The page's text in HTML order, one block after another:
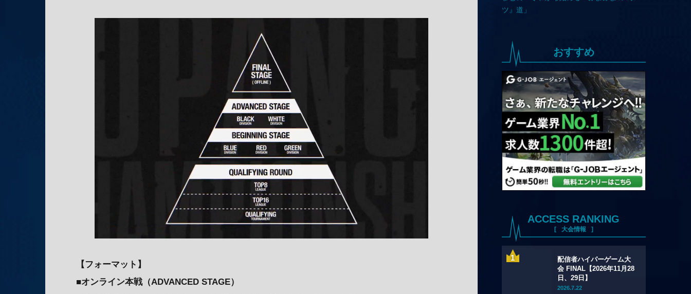
【フォーマット】
■オンライン本戦（ADVANCED STAGE）
おすすめ
ACCESS RANKING
大会情報
配信者ハイパーゲーム大
会 FINAL【2026年11月28
日、29日】
2026.7.22